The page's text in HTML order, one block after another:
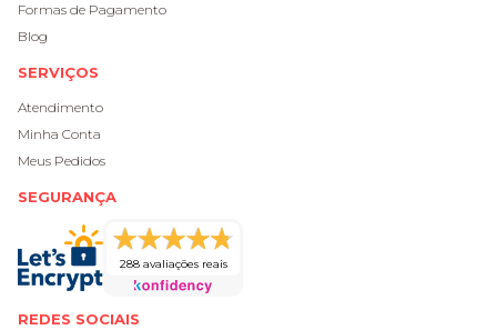
Formas de Pagamento
Blog
SERVIÇOS
Atendimento
Minha Conta
Meus Pedidos
SEGURANÇA
288 avaliações reais
REDES SOCIAIS